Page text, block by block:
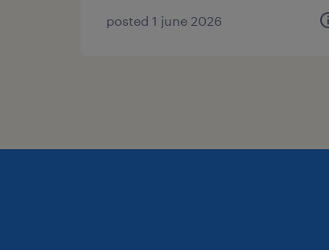
posted 1 june 2026